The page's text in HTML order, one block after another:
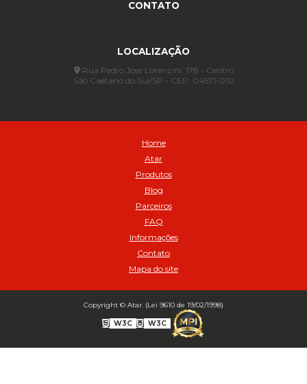
Assentador de Talão Pneu sem Câmara - Cod 01558
Automático para compressor 125 a 175 libras - Cod 02206
Avental de Raspa sem Emenda 1,2mt - Cod 01925
Balanceamento automatico SBBA - 282 pacote com 282g - Cod
Balanceamento Automático SBBA 113 Pacote com 113g - Cod 03197
Balanceamento Automático SBBA- 340 Pacote com 340g - Cod
BICO INF DUPLO LONGO CURVO 90 1295LC - cod 03631
Bico Inflador Duplo 300 mm - Cod 03245
Bico Inflador Duplo 825 L Schweers - Cod 00207
Bico Inflador Duplo sem Retenção 0506 Schweers - Cod 02638
CONTATO
LOCALIZAÇÃO
Rua Pedro José Lorenzini, 178 - Centro
São Caetano do Sul/SP - CEP: 04571-010
Home
Atar
Produtos
Blog
Parceiros
FAQ
Informações
Contato
Mapa do site
Copyright © Atar. (Lei 9610 de 19/02/1998)
W3C W3C